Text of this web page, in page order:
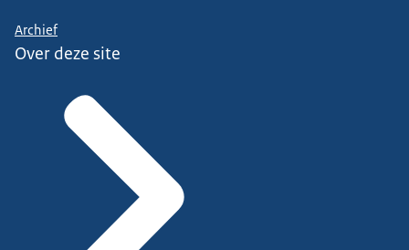
Archief
Over deze site